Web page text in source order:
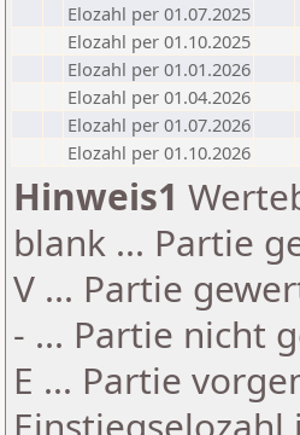
Elozahl per 01.07.2025
Elozahl per 01.10.2025
Elozahl per 01.01.2026
Elozahl per 01.04.2026
Elozahl per 01.07.2026
Elozahl per 01.10.2026
Hinweis1
blank ... Partie
V ... Partie
- ... Partie nicht
E ... Partie